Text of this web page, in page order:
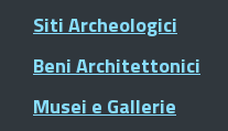
Siti Archeologici
Beni Architettonici
Musei e Gallerie